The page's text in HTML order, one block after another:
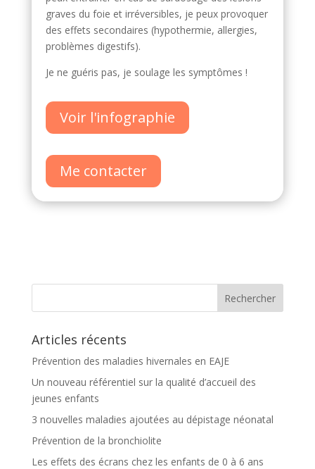
graves du foie et irréversibles, je peux provoquer
des effets secondaires (hypothermie, allergies,
problèmes digestifs).
Je ne guéris pas, je soulage les symptômes !
Voir l'infographie
Me contacter
Articles récents
Prévention des maladies hivernales en EAJE
Un nouveau référentiel sur la qualité d’accueil des
jeunes enfants
3 nouvelles maladies ajoutées au dépistage néonatal
Prévention de la bronchiolite
Les effets des écrans chez les enfants de 0 à 6 ans